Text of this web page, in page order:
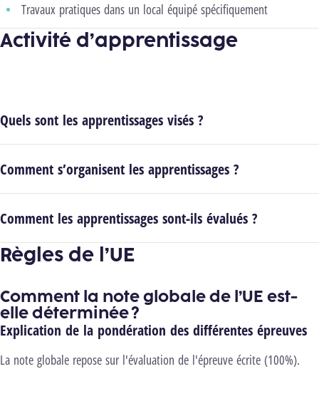
Travaux pratiques dans un local équipé spécifiquement
Activité d’apprentissage
Quels sont les apprentissages visés ?
Comment s’organisent les apprentissages ?
Comment les apprentissages sont-ils évalués ?
Règles de l’UE
Comment la note globale de l’UE est-
elle déterminée ?
Explication de la pondération des différentes épreuves
La note globale repose sur l'évaluation de l'épreuve écrite (100%).